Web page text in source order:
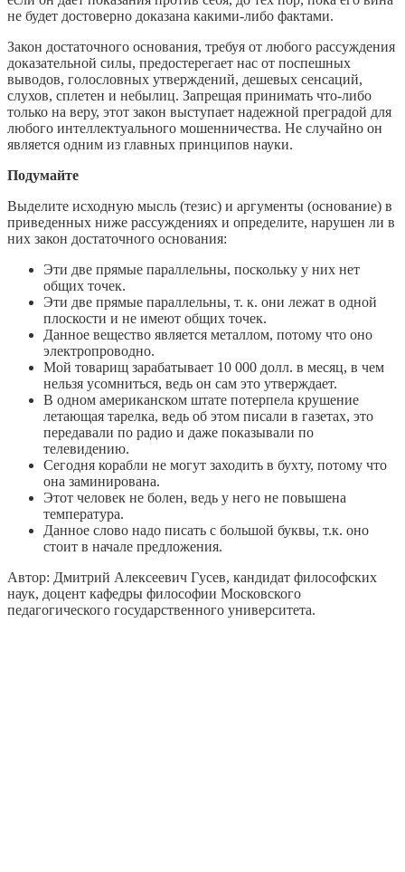
не будет достоверно доказана какими-либо фактами.
Закон достаточного основания, требуя от любого рассуждения
доказательной силы, предостерегает нас от поспешных
выводов, голословных утверждений, дешевых сенсаций,
слухов, сплетен и небылиц. Запрещая принимать что-либо
только на веру, этот закон выступает надежной преградой для
любого интеллектуального мошенничества. Не случайно он
является одним из главных принципов науки.
Подумайте
Выделите исходную мысль (тезис) и аргументы (основание) в
приведенных ниже рассуждениях и определите, нарушен ли в
них закон достаточного основания:
Эти две прямые параллельны, поскольку у них нет
общих точек.
Эти две прямые параллельны, т. к. они лежат в одной
плоскости и не имеют общих точек.
Данное вещество является металлом, потому что оно
электропроводно.
Мой товарищ зарабатывает 10 000 долл. в месяц, в чем
нельзя усомниться, ведь он сам это утверждает.
В одном американском штате потерпела крушение
летающая тарелка, ведь об этом писали в газетах, это
передавали по радио и даже показывали по
телевидению.
Сегодня корабли не могут заходить в бухту, потому что
она заминирована.
Этот человек не болен, ведь у него не повышена
температура.
Данное слово надо писать с большой буквы, т.к. оно
стоит в начале предложения.
Автор: Дмитрий Алексеевич Гyceв, кандидат философских
наук, доцент кафедры философии Московского
педагогического государственного университета.